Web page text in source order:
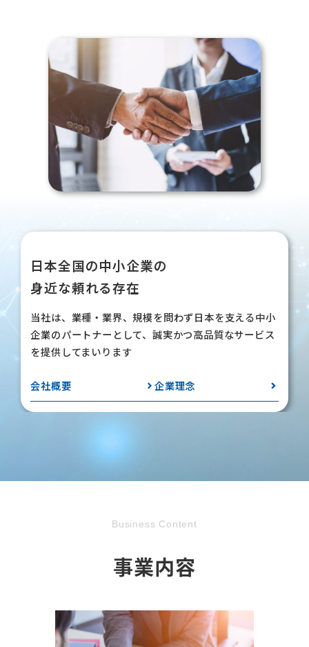
日本全国の中小企業の
身近な頼れる存在
当社は、業種・業界、規模を問わず日本を支える中小
企業のパートナーとして、誠実かつ高品質なサービス
を提供してまいります
会社概要 企業理念
Business Content
事業内容